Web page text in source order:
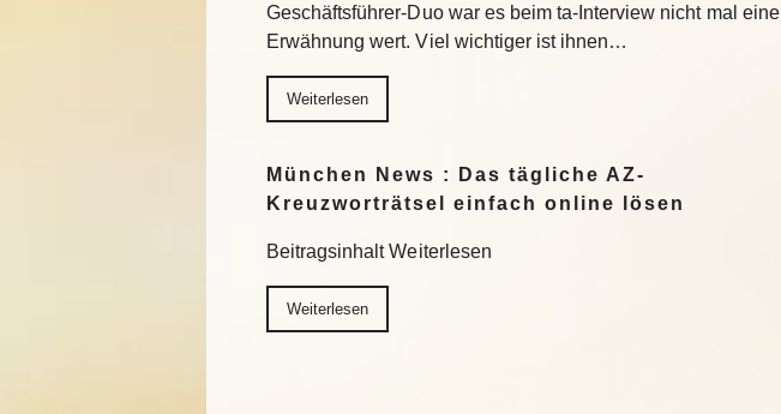
Geschäftsführer-Duo war es beim ta-Interview nicht mal eine
Erwähnung wert. Viel wichtiger ist ihnen…
Weiterlesen
München News : Das tägliche AZ-
Kreuzworträtsel einfach online lösen
Beitragsinhalt Weiterlesen
Weiterlesen